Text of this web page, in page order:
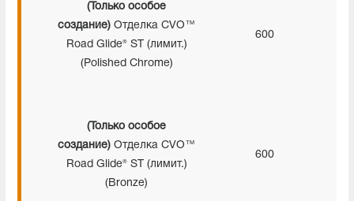
(Только особое
создание)Отделка CVO™
Road Glide® ST (лимит.)
(Polished Chrome)
600
(Только особое
создание)Отделка CVO™
Road Glide® ST (лимит.)
(Bronze)
600